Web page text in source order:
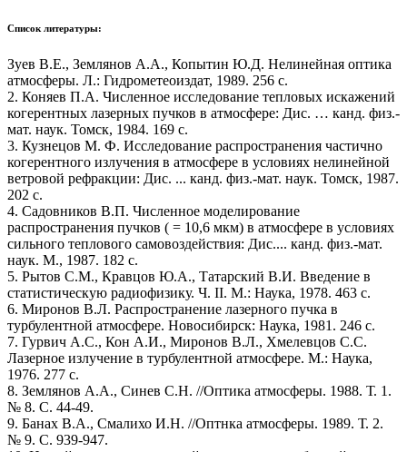
Список литературы:
Зуев В.Е., Землянов А.А., Копытин Ю.Д. Нелинейная оптика
атмосферы. Л.: Гидрометеоиздат, 1989. 256 с.
2. Коняев П.А. Численное исследование тепловых искажений
когерентных лазерных пучков в атмосфере: Дис. … канд. физ.-
мат. наук. Томск, 1984. 169 с.
3. Кузнецов М. Ф. Исследование распространения частично
когерентного излучения в атмосфере в условиях нелинейной
ветровой рефракции: Дис. ... канд. физ.-мат. наук. Томск, 1987.
202 с.
4. Садовников В.П. Численное моделирование
распространения пучков ( = 10,6 мкм) в атмосфере в условиях
сильного теплового самовоздействия: Дис.... канд. физ.-мат.
наук. М., 1987. 182 с.
5. Рытов С.М., Кравцов Ю.А., Татарский В.И. Введение в
статистическую радиофизику. Ч. II. М.: Наука, 1978. 463 с.
6. Миронов В.Л. Распространение лазерного пучка в
турбулентной атмосфере. Новосибирск: Наука, 1981. 246 с.
7. Гурвич А.С., Кон А.И., Миронов В.Л., Хмелевцов С.С.
Лазерное излучение в турбулентной атмосфере. М.: Наука,
1976. 277 с.
8. Землянов А.А., Синев С.Н. //Оптика атмосферы. 1988. Т. 1.
№ 8. С. 44-49.
9. Банах В.А., Смалихо И.Н. //Оптнка атмосферы. 1989. Т. 2.
№ 9. С. 939-947.